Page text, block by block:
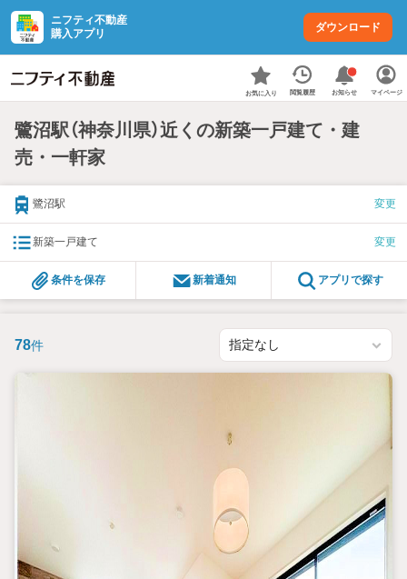
ニフティ不動産
購入アプリ
ダウンロード
お気に入り 閲覧履歴 お知らせ マイページ
鷺沼駅（神奈川県）近くの新築一戸建て・建
売・一軒家
鷺沼駅 変更
新築一戸建て 変更
条件を保存 新着通知 アプリで探す
78件